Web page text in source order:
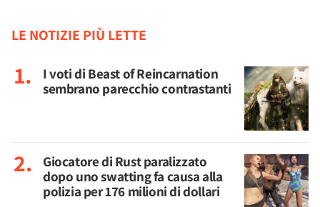
LE NOTIZIE PIÙ LETTE
I voti di Beast of Reincarnation
sembrano parecchio contrastanti
Giocatore di Rust paralizzato
dopo uno swatting fa causa alla
polizia per 176 milioni di dollari